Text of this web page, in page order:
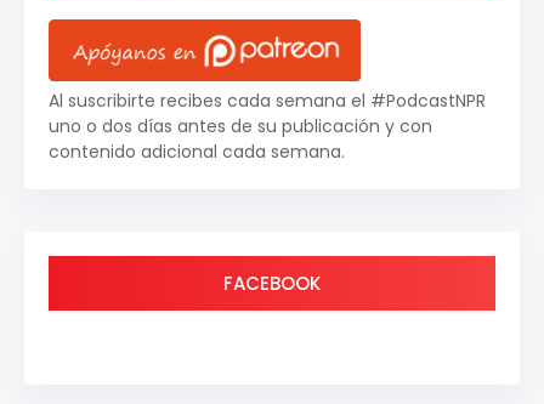
Al suscribirte recibes cada semana el #PodcastNPR
uno o dos días antes de su publicación y con
contenido adicional cada semana.
FACEBOOK